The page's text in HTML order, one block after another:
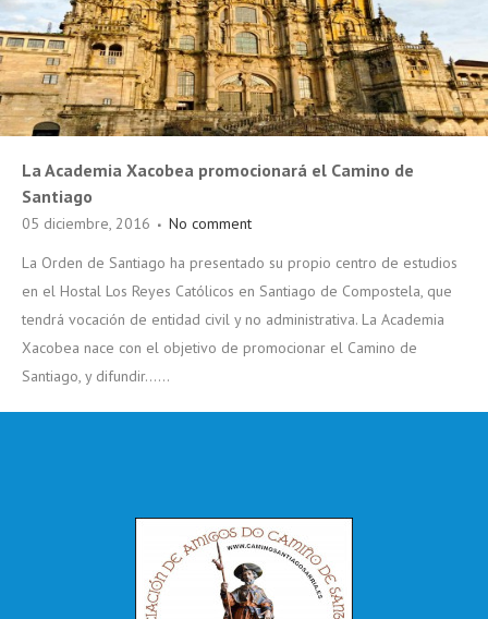
La Academia Xacobea promocionará el Camino de
Santiago
05 diciembre, 2016
No comment
La Orden de Santiago ha presentado su propio centro de estudios
en el Hostal Los Reyes Católicos en Santiago de Compostela, que
tendrá vocación de entidad civil y no administrativa. La Academia
Xacobea nace con el objetivo de promocionar el Camino de
Santiago, y difundir......